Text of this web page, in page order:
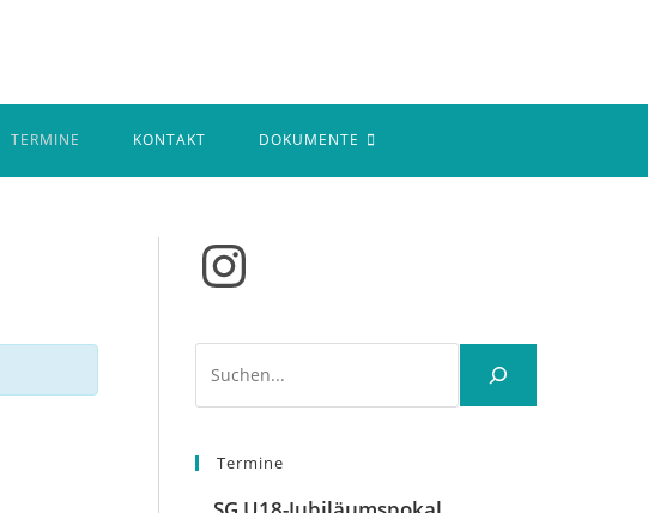
TERMINE KONTAKT DOKUMENTE
Instagram
Termine